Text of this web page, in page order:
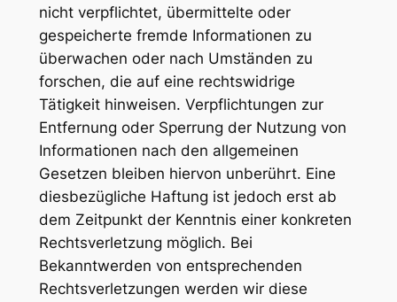
nicht verpflichtet, übermittelte oder
gespeicherte fremde Informationen zu
überwachen oder nach Umständen zu
forschen, die auf eine rechtswidrige
Tätigkeit hinweisen. Verpflichtungen zur
Entfernung oder Sperrung der Nutzung von
Informationen nach den allgemeinen
Gesetzen bleiben hiervon unberührt. Eine
diesbezügliche Haftung ist jedoch erst ab
dem Zeitpunkt der Kenntnis einer konkreten
Rechtsverletzung möglich. Bei
Bekanntwerden von entsprechenden
Rechtsverletzungen werden wir diese